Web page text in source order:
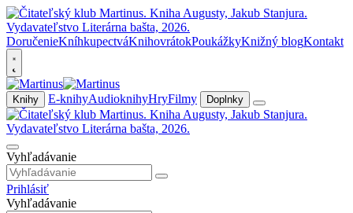
DoručenieKníhkupectváKnihovrátokPoukážkyKnižný blogKontakt
Knihy E-knihyAudioknihyHryFilmy Doplnky
Vyhľadávanie
Prihlásiť
Vyhľadávanie